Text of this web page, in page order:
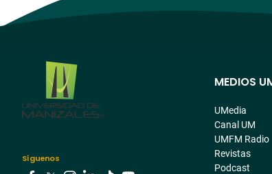
Síguenos
Menú
pre
footer
MEDIOS
UMedia
Canal UM
UMFM Radio
Revistas
Podcast